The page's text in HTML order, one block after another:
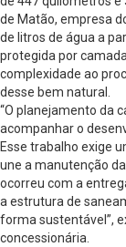
de Matão, empresa
de litros de água a
protegida por
complexidade ao
desse bem natural.
“O planejamento da
acompanhar o
Esse trabalho exige
une a manutenção
ocorreu com a
a estrutura de
forma sustentável”,
concessionária.